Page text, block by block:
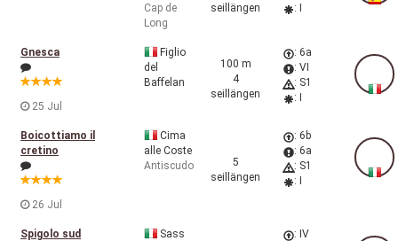
Cap de
Long
seillängen
: I
Gnesca
25 Jul
Figlio
del
Baffelan
100 m
4
seillängen
: 6a
: VI
: S1
: I
Boicottiamo il
cretino
26 Jul
Cima
alle Coste
Antiscudo
5
seillängen
: 6b
: 6a
: S1
: I
Spigolo sud
Sass
: IV